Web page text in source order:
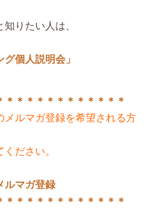
りたい人は、
グ個人説明会」
＊＊＊＊＊＊＊＊＊＊＊＊
メルマガ登録を希望される方
ださい。
ルマガ登録
＊＊＊＊＊＊＊＊＊＊＊＊